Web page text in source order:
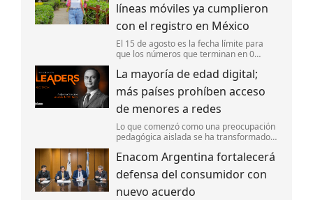
líneas móviles ya cumplieron
con el registro en México
El 15 de agosto es la fecha límite para
que los números que terminan en 0
suspendidas.
La mayoría de edad digital;
más países prohíben acceso
de menores a redes
Lo que comenzó como una preocupación
pedagógica aislada se ha transformado
actualidad,gobiernos de diversas
regiones están regulando “la mayoría de
e
Enacom Argentina fortalecerá
defensa del consumidor con
nuevo acuerdo